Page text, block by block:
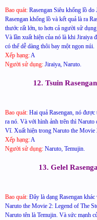
Bao quát: Rasengan Siêu khổng lồ
Rasengan khổng lồ và kết quả là ra
thước rất lớn, to hơn cả người sử
Và lần xuất hiện của nó là khi Jiraiya
có thể dễ dàng thôi bay một ngọn núi.
Xếp hạng: A
Người sử dụng: Jiraiya, Naruto.
12. Tsuin
Bao quát: Hai quả Rasengan, nó
ra nó. Và với hình ảnh trên thì Naruto
Vĩ. Xuất hiện trong Naruto the Movie
Xếp hạng: A
Người sử dụng: Naruto, Temujin.
13. Gelel
Bao quát: Đây là dạng Rasengan
Naruto the Movie 2: Legend of The
Naruto tên là Temujin. Và sức mạnh